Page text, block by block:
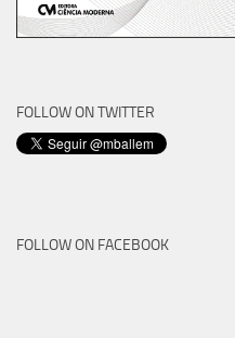
FOLLOW ON TWITTER
FOLLOW ON FACEBOOK